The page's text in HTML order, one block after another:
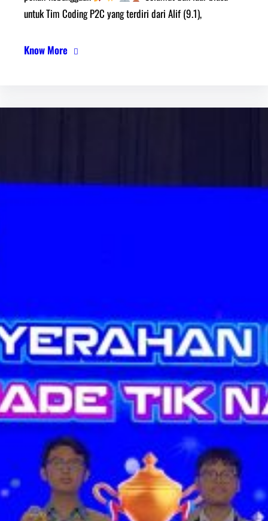
untuk Tim Coding P2C yang terdiri dari Alif (9.1),
Know More